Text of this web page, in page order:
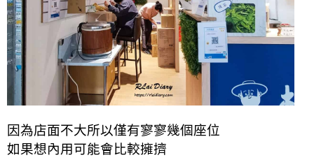
因為店面不大所以僅有寥寥幾個座位
如果想內用可能會比較擁擠